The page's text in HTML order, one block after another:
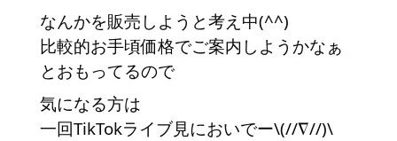
なんかを販売しようと考え中(^^)
比較的お手頃価格でご案内しようかなぁ
とおもってるので
気になる方は
一回TikTokライブ見においでー\(//∇//)\